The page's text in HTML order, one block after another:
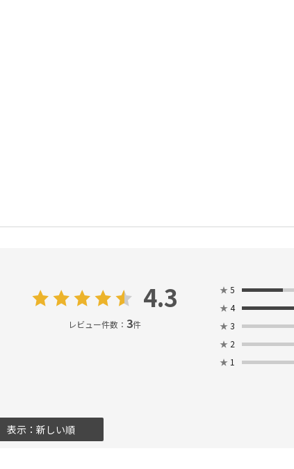
4.3
レビュー件数： 3件
★ 5
★ 4
★ 3
★ 2
★ 1
表示：新しい順